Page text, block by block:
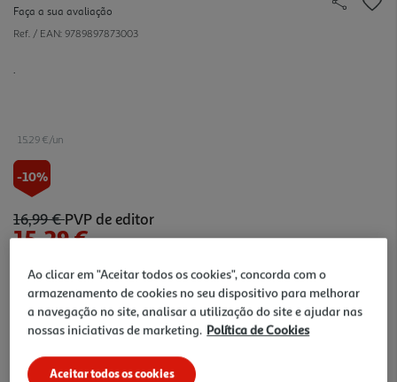
Faça a sua avaliação
Ref. / EAN: 9789897873003
15.29 €/un
-10%
16,99 €PVP de editor
15,29 €
Notas de preparação
Ao clicar em "Aceitar todos os cookies", concorda com o
armazenamento de cookies no seu dispositivo para melhorar
a navegação no site, analisar a utilização do site e ajudar nas
nossas iniciativas de marketing. Política de Cookies
Aceitar todos os cookies